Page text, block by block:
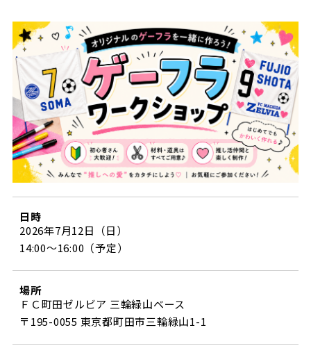
日時
2026年7月12日（日）
14:00～16:00（予定）
場所
ＦＣ町田ゼルビア 三輪緑山ベース
〒195-0055 東京都町田市三輪緑山1-1